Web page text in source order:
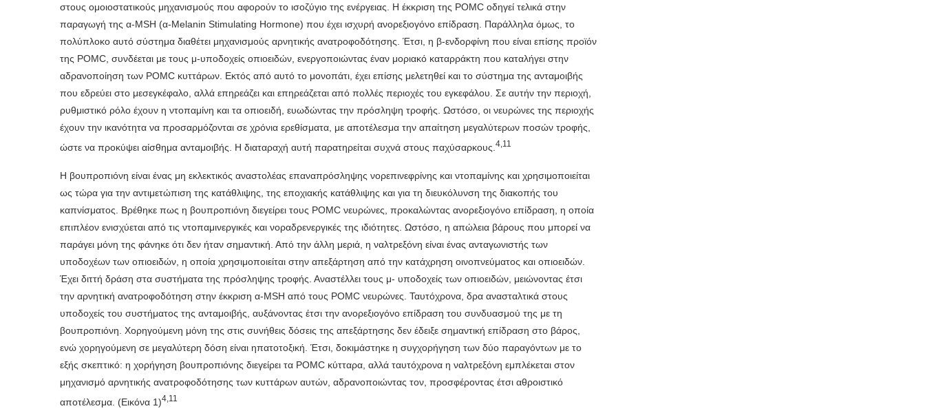
στους ομοιοστατικούς μηχανισμούς που αφορούν το ισοζύγιο της ενέργειας. Η έκκριση της POMC οδηγεί τελικά στην
παραγωγή της α-MSH (α-Melanin Stimulating Hormone) που έχει ισχυρή ανορεξιογόνο επίδραση. Παράλληλα όμως, το
πολύπλοκο αυτό σύστημα διαθέτει μηχανισμούς αρνητικής ανατροφοδότησης. Έτσι, η β-ενδορφίνη που είναι επίσης προϊόν
της POMC, συνδέεται με τους μ-υποδοχείς οπιοειδών, ενεργοποιώντας έναν μοριακό καταρράκτη που καταλήγει στην
αδρανοποίηση των POMC κυττάρων. Εκτός από αυτό το μονοπάτι, έχει επίσης μελετηθεί και το σύστημα της ανταμοιβής
που εδρεύει στο μεσεγκέφαλο, αλλά επηρεάζει και επηρεάζεται από πολλές περιοχές του εγκεφάλου. Σε αυτήν την περιοχή,
ρυθμιστικό ρόλο έχουν η ντοπαμίνη και τα οπιοειδή, ευωδώντας την πρόσληψη τροφής. Ωστόσο, οι νευρώνες της περιοχής
έχουν την ικανότητα να προσαρμόζονται σε χρόνια ερεθίσματα, με αποτέλεσμα την απαίτηση μεγαλύτερων ποσών τροφής,
ώστε να προκύψει αίσθημα ανταμοιβής. Η διαταραχή αυτή παρατηρείται συχνά στους παχύσαρκους. 4,11
Η βουπροπιόνη είναι ένας μη εκλεκτικός αναστολέας επαναπρόσληψης νορεπινεφρίνης και ντοπαμίνης και χρησιμοποιείται
ως τώρα για την αντιμετώπιση της κατάθλιψης, της εποχιακής κατάθλιψης και για τη διευκόλυνση της διακοπής του
καπνίσματος. Βρέθηκε πως η βουπροπιόνη διεγείρει τους POMC νευρώνες, προκαλώντας ανορεξιογόνο επίδραση, η οποία
επιπλέον ενισχύεται από τις ντοπαμινεργικές και νοραδρενεργικές της ιδιότητες. Ωστόσο, η απώλεια βάρους που μπορεί να
παράγει μόνη της φάνηκε ότι δεν ήταν σημαντική. Από την άλλη μεριά, η ναλτρεξόνη είναι ένας ανταγωνιστής των
υποδοχέων των οπιοειδών, η οποία χρησιμοποιείται στην απεξάρτηση από την κατάχρηση οινοπνεύματος και οπιοειδών.
Έχει διττή δράση στα συστήματα της πρόσληψης τροφής. Αναστέλλει τους μ- υποδοχείς των οπιοειδών, μειώνοντας έτσι
την αρνητική ανατροφοδότηση στην έκκριση α-MSH από τους POMC νευρώνες. Ταυτόχρονα, δρα ανασταλτικά στους
υποδοχείς του συστήματος της ανταμοιβής, αυξάνοντας έτσι την ανορεξιογόνο επίδραση του συνδυασμού της με τη
βουπροπιόνη. Χορηγούμενη μόνη της στις συνήθεις δόσεις της απεξάρτησης δεν έδειξε σημαντική επίδραση στο βάρος,
ενώ χορηγούμενη σε μεγαλύτερη δόση είναι ηπατοτοξική. Έτσι, δοκιμάστηκε η συγχορήγηση των δύο παραγόντων με το
εξής σκεπτικό: η χορήγηση βουπροπιόνης διεγείρει τα POMC κύτταρα, αλλά ταυτόχρονα η ναλτρεξόνη εμπλέκεται στον
μηχανισμό αρνητικής ανατροφοδότησης των κυττάρων αυτών, αδρανοποιώντας τον, προσφέροντας έτσι αθροιστικό
αποτέλεσμα. (Εικόνα 1)4,11